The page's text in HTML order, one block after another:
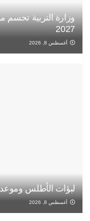
2027
أغسطس 8, 2026
لبؤات الأطلس
أغسطس 8, 2026